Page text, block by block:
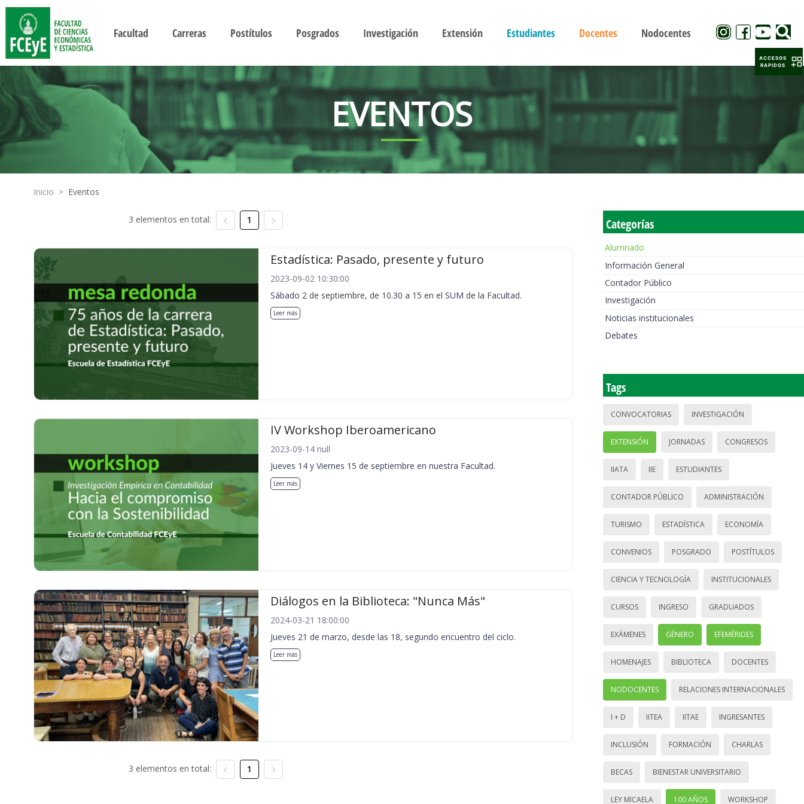
Facultad Carreras Postítulos Posgrados Investigación Extensión Estudiantes Docentes Nodocentes
EVENTOS
Inicio > Eventos
3 elementos en total: 1
Estadística: Pasado, presente y futuro
2023-09-02 10:30:00
Sábado 2 de septiembre, de 10.30 a 15 en el SUM de la Facultad.
Leer más
IV Workshop Iberoamericano
2023-09-14 null
Jueves 14 y Viernes 15 de septiembre en nuestra Facultad.
Leer más
Diálogos en la Biblioteca: "Nunca Más"
2024-03-21 18:00:00
Jueves 21 de marzo, desde las 18, segundo encuentro del ciclo.
Leer más
3 elementos en total: 1
Categorías
Alumnado
Información General
Contador Público
Investigación
Noticias institucionales
Debates
Tags
CONVOCATORIAS INVESTIGACIÓN
EXTENSIÓN JORNADAS CONGRESOS
IIATA IIE ESTUDIANTES
CONTADOR PÚBLICO ADMINISTRACIÓN
TURISMO ESTADÍSTICA ECONOMÍA
CONVENIOS POSGRADO POSTÍTULOS
CIENCIA Y TECNOLOGÍA INSTITUCIONALES
CURSOS INGRESO GRADUADOS
EXÁMENES GÉNERO EFEMÉRIDES
HOMENAJES BIBLIOTECA DOCENTES
NODOCENTES RELACIONES INTERNACIONALES
I + D IITEA IITAE INGRESANTES
INCLUSIÓN FORMACIÓN CHARLAS
BECAS BIENESTAR UNIVERSITARIO
LEY MICAELA 100 AÑOS WORKSHOP
ACCESOS
RAPIDOS